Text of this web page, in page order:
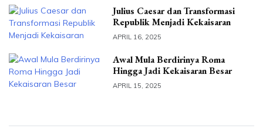
Julius Caesar dan Transformasi
Republik Menjadi Kekaisaran
APRIL 16, 2025
Awal Mula Berdirinya Roma
Hingga Jadi Kekaisaran Besar
APRIL 15, 2025